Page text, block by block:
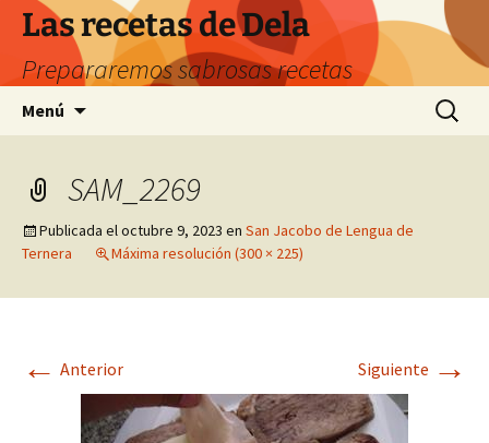
Saltar
contenido
Las recetas de Dela
Prepararemos sabrosas recetas
Menú Buscar:
SAM_2269
Publicada eloctubre 9, 2023 en San Jacobo de Lengua de
Ternera
Máxima resolución (300 × 225)
← Anterior Siguiente →